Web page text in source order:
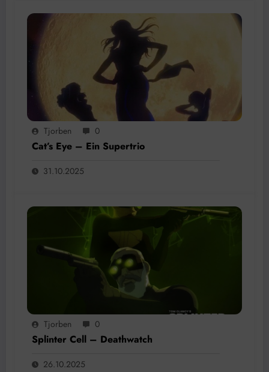
Tjorben 0
Cat’s Eye – Ein Supertrio
31.10.2025
Tjorben 0
Splinter Cell – Deathwatch
26.10.2025